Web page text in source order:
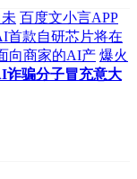
百度文小言APP
首款自研芯片将在
向商家的AI产 爆火
诈骗分子冒充意大